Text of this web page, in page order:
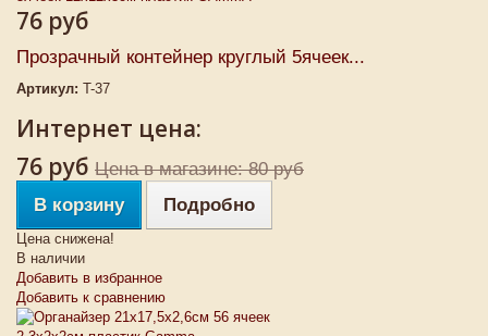
76 руб
Прозрачный контейнер круглый 5ячеек...
Артикул: T-37
Интернет цена:
76 руб Цена в магазине: 80 руб
В корзину
Подробно
Цена снижена!
В наличии
Добавить в избранное
Добавить к сравнению